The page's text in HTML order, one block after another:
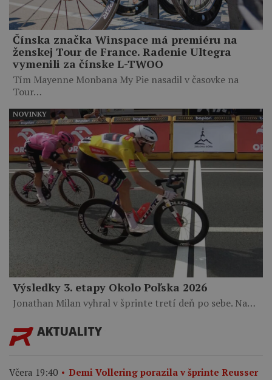
Čínska značka Winspace má premiéru na
ženskej Tour de France. Radenie Ultegra
vymenili za čínske L-TWOO
Tím Mayenne Monbana My Pie nasadil v časovke na
Tour…
Výsledky 3. etapy Okolo Poľska 2026
Jonathan Milan vyhral v šprinte tretí deň po sebe. Na…
NOVINKY
AKTUALITY
Včera 19:40
Demi Vollering porazila v šprinte Reusser